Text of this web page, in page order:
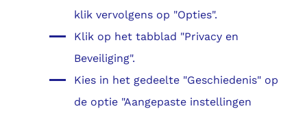
klik vervolgens op "Opties".
Klik op het tabblad "Privacy en
Beveiliging".
Kies in het gedeelte "Geschiedenis" op
de optie "Aangepaste instellingen